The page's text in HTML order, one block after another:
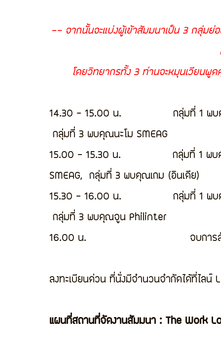
-- จากนั้นจะแบ่งผู้เข้าสัมมนาเป็น 3 กลุ่มย่อ
โดยวิทยากรทั้ง 3 ท่านจะหมุนเวียน
14.30 - 15.00 น.               กลุ่มที่ 1 พ
กลุ่มที่ 3 พบคุณนะโม SMEAG
15.00 - 15.30 น.               กลุ่มที่ 1 พ
SMEAG,  กลุ่มที่ 3 พบคุณเกม (อินเดีย)
15.30 - 16.00 น.               กลุ่มที่ 1 พบ
กลุ่มที่ 3 พบคุณจูน Philinter
16.00 น.                              จบการ
ลงทะเบียนด่วน ที่นั่งมีจำนวนจำกัดได้ที่ไ
แผนที่สถานที่จัดงานสัมมนา : The Work